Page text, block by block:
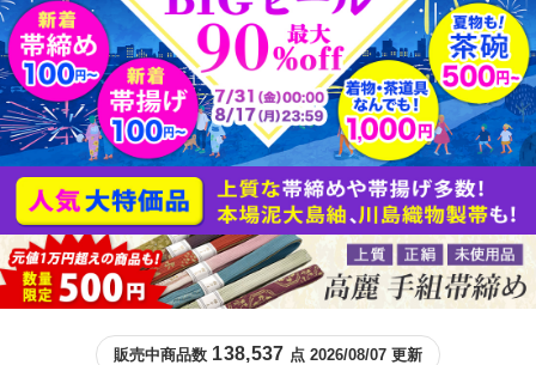
販売中商品数 138,537 点 2026/08/07 更新